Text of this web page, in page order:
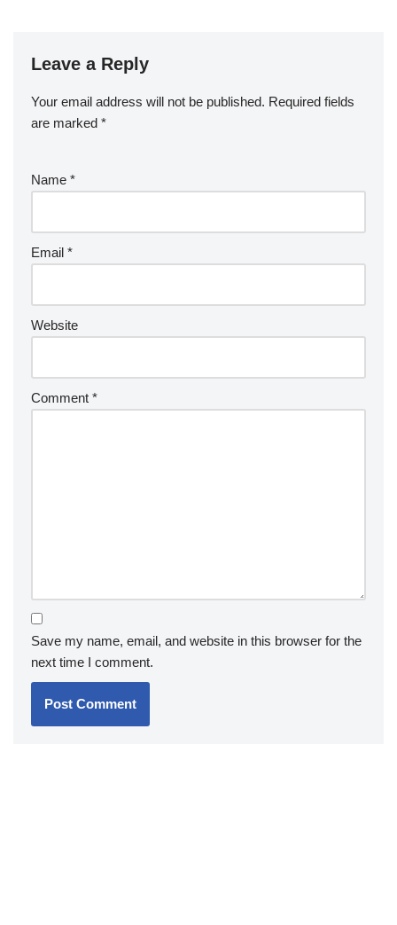
Leave a Reply
Your email address will not be published. Required fields
are marked *
Name *
Email *
Website
Comment *
Save my name, email, and website in this browser for the
next time I comment.